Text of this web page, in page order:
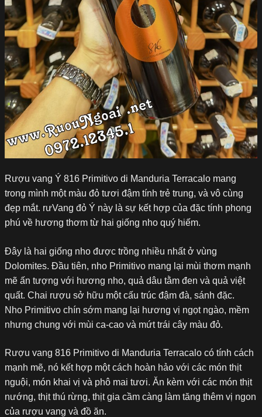
Rượu vang Ý 816 Primitivo di Manduria Terracalo mang
trong mình một màu đỏ tươi đậm tính trẻ trung, và vô cùng
đẹp mắt. rưVang đỏ Ý này là sự kết hợp của đặc tính phong
phú về hương thơm từ hai giống nho quý hiếm.
Đây là hai giống nho được trồng nhiều nhất ở vùng
Dolomites. Đầu tiên, nho Primitivo mang lại mùi thơm mạnh
mẽ ấn tượng với hương nho, quả dâu tằm đen và quả việt
quất. Chai rượu sở hữu một cấu trúc đậm đà, sánh đặc.
Nho Primitivo chín sớm mang lại hương vị ngọt ngào, mềm
nhưng chung với mùi ca-cao và mứt trái cây màu đỏ.
Rượu vang 816 Primitivo di Manduria Terracalo có tính cách
mạnh mẽ, nó kết hợp một cách hoàn hảo với các món thịt
nguội, món khai vị và phô mai tươi. Ăn kèm với các món thịt
nướng, thịt thú rừng, thịt gia cầm càng làm tăng thêm vị ngon
của rượu vang và đồ ăn.